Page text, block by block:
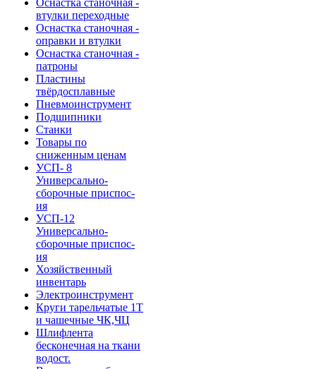
Оснастка станочная -
втулки переходные
Оснастка станочная -
оправки и втулки
Оснастка станочная -
патроны
Пластины
твёрдосплавные
Пневмоинструмент
Подшипники
Станки
Товары по
сниженным ценам
УСП- 8
Универсально-
сборочные приспос-
ия
УСП-12
Универсально-
сборочные приспос-
ия
Хозяйственный
инвентарь
Электроинструмент
Круги тарельчатые 1Т
и чашечные ЧК,ЧЦ
Шлифлента
бесконечная на ткани
водост.